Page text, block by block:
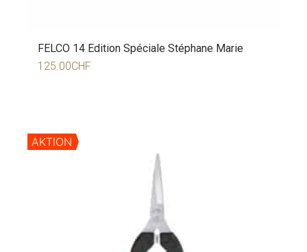
FELCO 14 Edition Spéciale Stéphane Marie
125.00CHF
AKTION